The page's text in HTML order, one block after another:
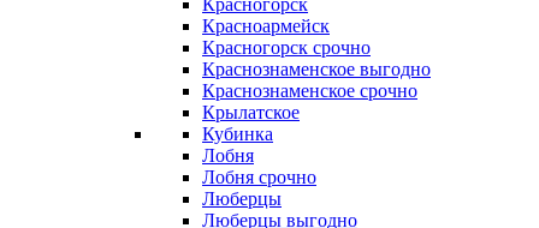
Красногорск
Красноармейск
Красногорск срочно
Краснознаменское выгодно
Краснознаменское срочно
Крылатское
Кубинка
Лобня
Лобня срочно
Люберцы
Люберцы выгодно